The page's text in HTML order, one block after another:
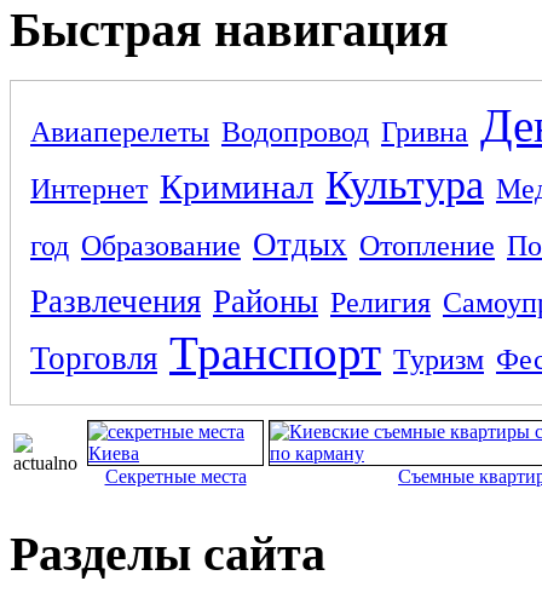
Быстрая навигация
Авиаперелеты Водопровод Гривна
Интернет Криминал Культура
год Образование Отдых Отопление
Развлечения Районы Религия
Торговля Транспорт Туризм
Секретные места Съемные
Разделы сайта